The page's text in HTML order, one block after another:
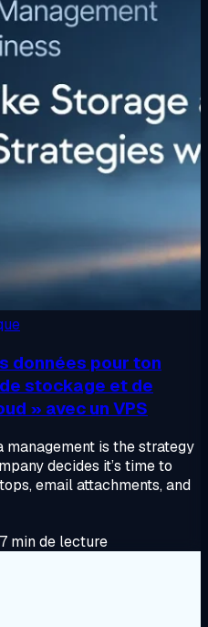
données pour ton
stockage et de
» avec un VPS
management is the strategy
decides it’s time to
email attachments, and
7 min de lecture